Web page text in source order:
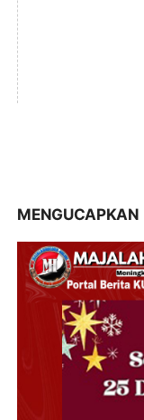
MENGUCAPKAN